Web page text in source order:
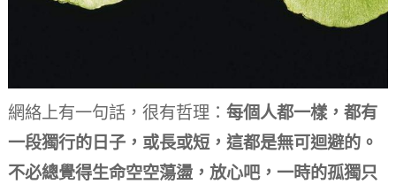
網絡上有一句話，很有哲理： 每個人都一樣，都有
一段獨行的日子，或長或短，這都是無可迴避的。
不必總覺得生命空空蕩盪，放心吧，一時的孤獨只